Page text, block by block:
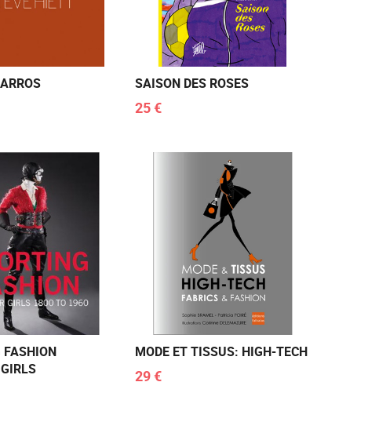
SAISON DES ROSES
25 €
FASHION
MODE ET TISSUS: HIGH-TECH
29 €